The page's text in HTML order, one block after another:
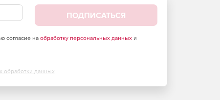
ПОДПИСАТЬСЯ
согласие на обработку персональных данныхи
обработки данных